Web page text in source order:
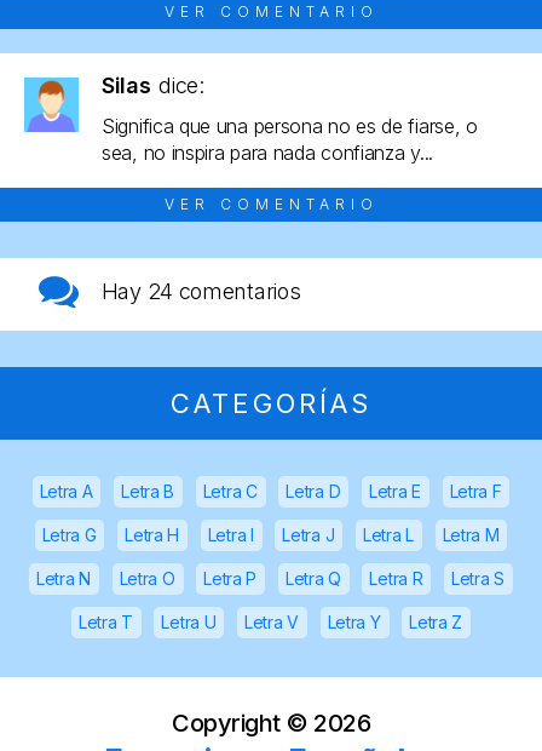
VER COMENTARIO
Silas dice:
Significa que una persona no es de fiarse, o
sea, no inspira para nada confianza y...
VER COMENTARIO
Hay 24 comentarios
CATEGORÍAS
Letra A Letra B Letra C Letra D Letra E Letra F
Letra G Letra H Letra I Letra J Letra L Letra M
Letra N Letra O Letra P Letra Q Letra R Letra S
Letra T Letra U Letra V Letra Y Letra Z
Copyright © 2026